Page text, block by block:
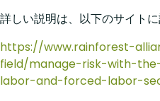
詳しい説明は、以下のサイトに
https://www.rainforest-
field/manage-risk-with-
labor-and-forced-labor-